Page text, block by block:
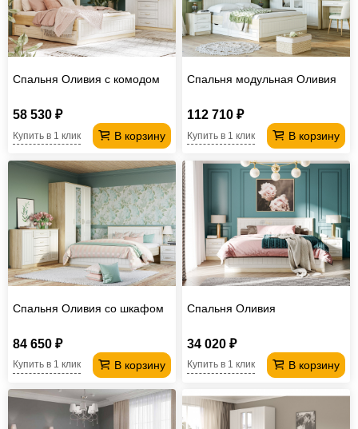
Спальня Оливия с комодом
58 530 ₽
В корзину
Купить в 1 клик
Спальня модульная Оливия
112 710 ₽
В корзину
Купить в 1 клик
Спальня Оливия со шкафом
84 650 ₽
В корзину
Купить в 1 клик
Спальня Оливия
34 020 ₽
В корзину
Купить в 1 клик